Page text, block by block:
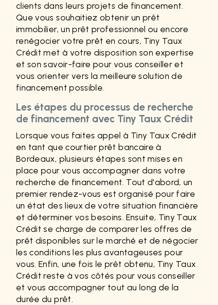
clients dans leurs projets de financement.
Que vous souhaitiez obtenir un prêt
immobilier, un prêt professionnel ou encore
renégocier votre prêt en cours, Tiny Taux
Crédit met à votre disposition son expertise
et son savoir-faire pour vous conseiller et
vous orienter vers la meilleure solution de
financement possible.
Les étapes du processus de recherche
de financement avec Tiny Taux Crédit
Lorsque vous faites appel à Tiny Taux Crédit
en tant que courtier prêt bancaire à
Bordeaux, plusieurs étapes sont mises en
place pour vous accompagner dans votre
recherche de financement. Tout d'abord, un
premier rendez-vous est organisé pour faire
un état des lieux de votre situation financière
et déterminer vos besoins. Ensuite, Tiny Taux
Crédit se charge de comparer les offres de
prêt disponibles sur le marché et de négocier
les conditions les plus avantageuses pour
vous. Enfin, une fois le prêt obtenu, Tiny Taux
Crédit reste à vos côtés pour vous conseiller
et vous accompagner tout au long de la
durée du prêt.